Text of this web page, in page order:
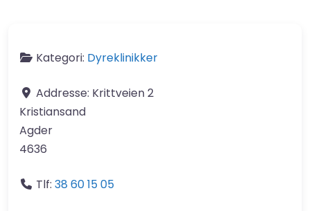
Kategori: Dyreklinikker
Addresse: Krittveien 2
Kristiansand
Agder
4636
Tlf: 38 60 15 05​